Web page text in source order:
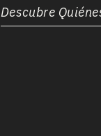
Descubre